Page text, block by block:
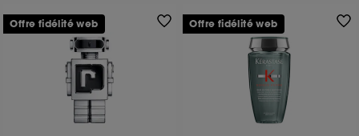
Offre fidélité web Offre fidélité web